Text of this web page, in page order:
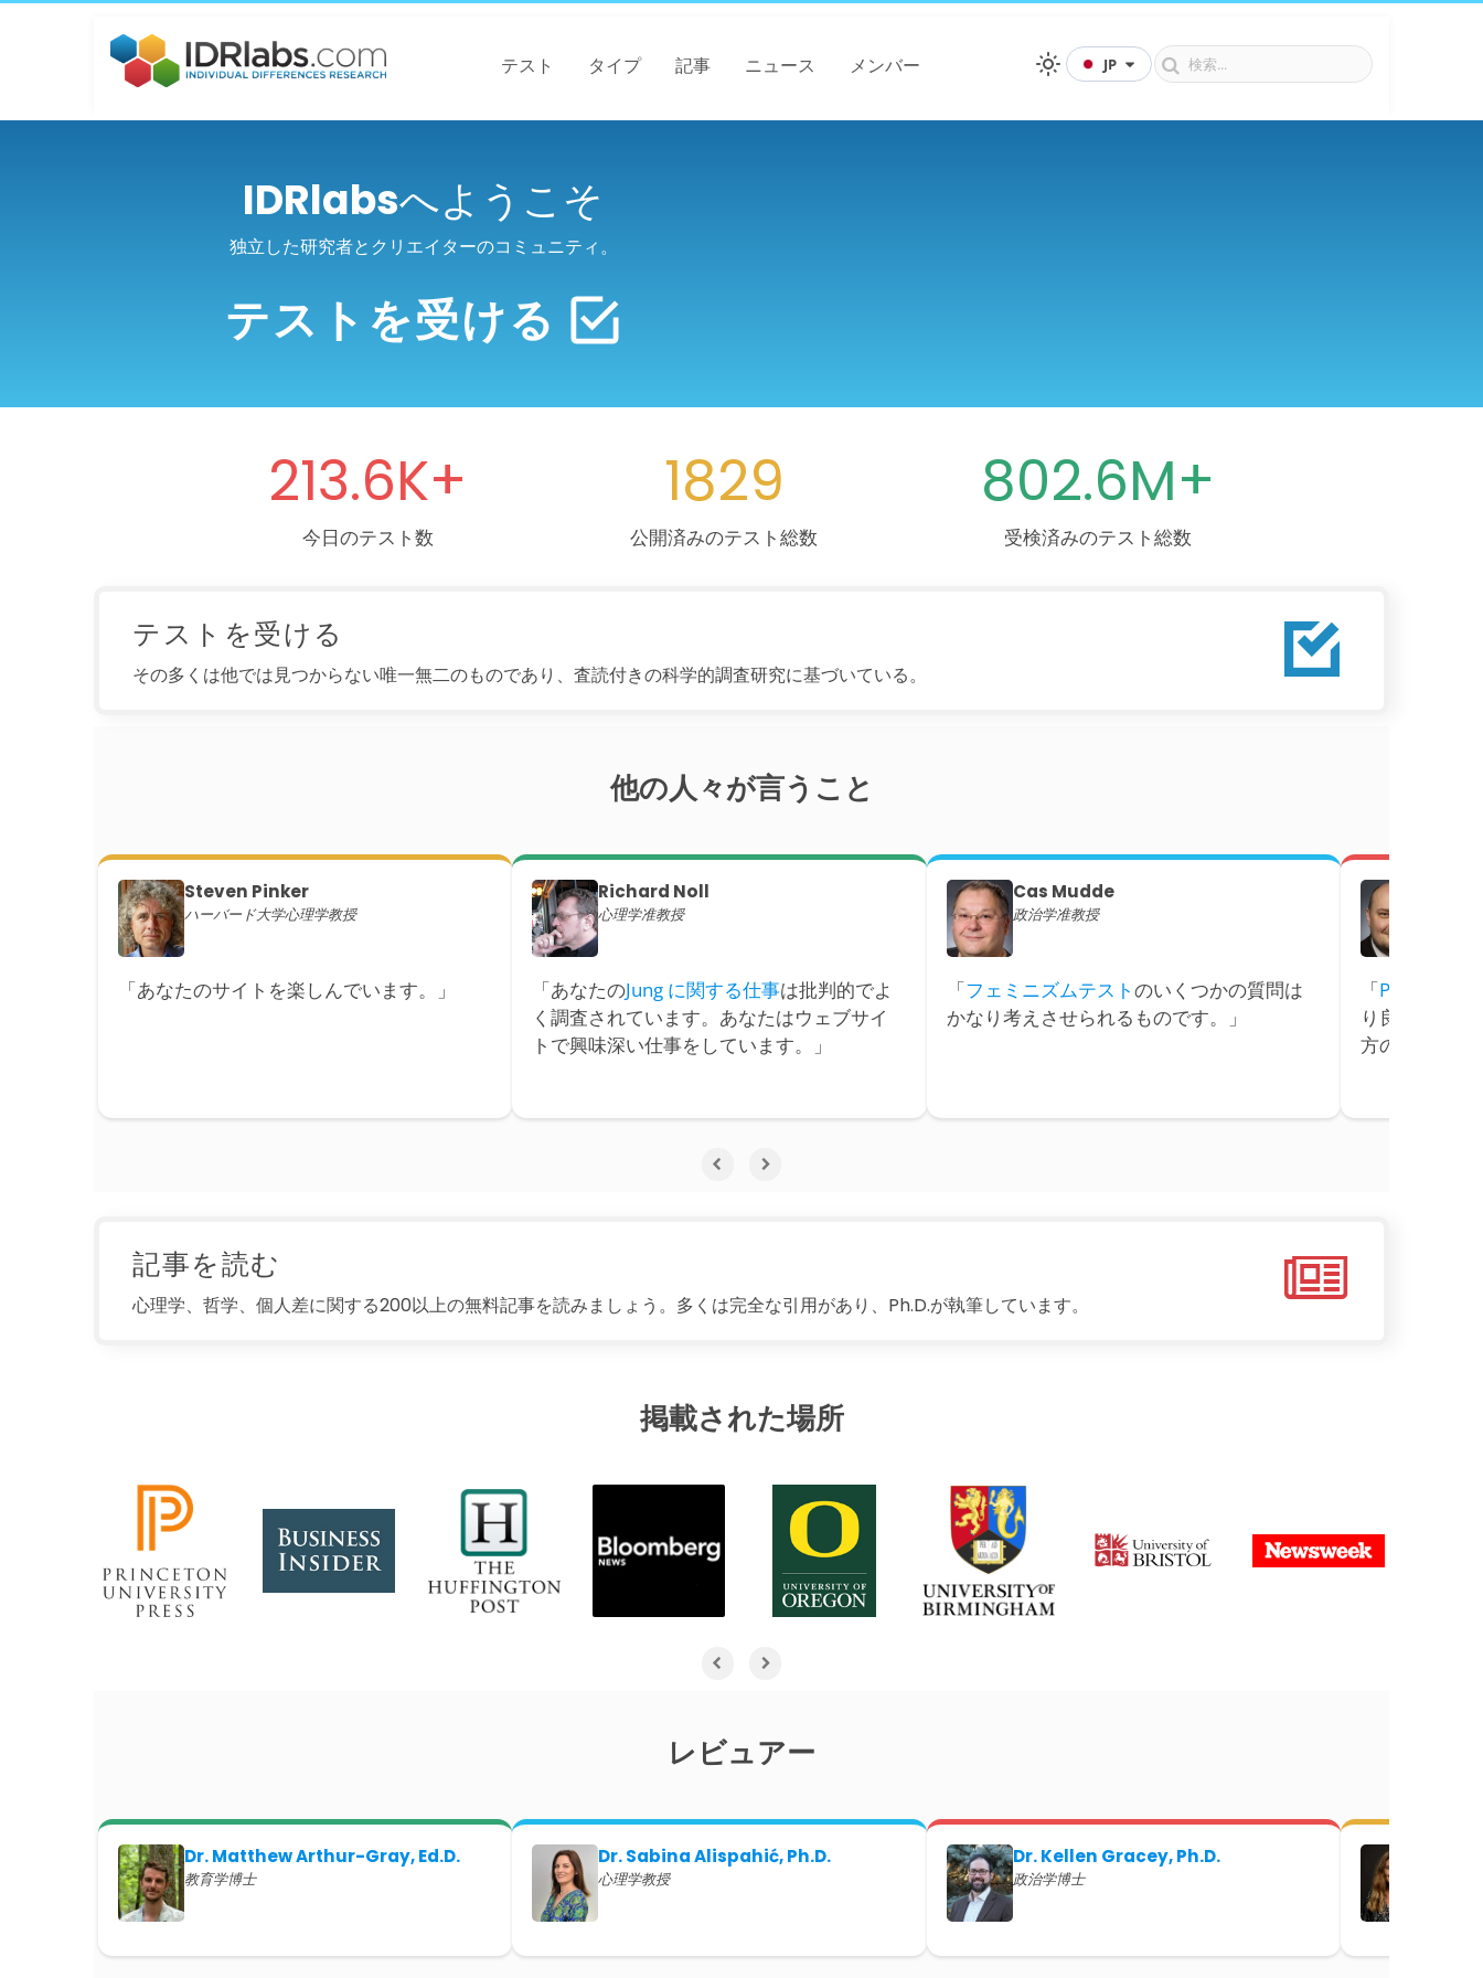
テスト タイプ 記事 ニュース メンバー JP
IDRlabsへようこそ
独立した研究者とクリエイターのコミュニティ。
テストを受ける
213.6K+
今日のテスト数
1829
公開済みのテスト総数
802.6M+
受検済みのテスト総数
テストを受ける
その多くは他では見つからない唯一無二のものであり、査読付きの科学的調査研究に基づいている。
他の人々が言うこと
Steven Pinker
ハーバード大学心理学教授
「あなたのサイトを楽しんでいます。」
Richard Noll
心理学准教授
「あなたのJung に関する仕事は批判的でよ
く調査されています。あなたはウェブサイ
トで興味深い仕事をしています。」
Cas Mudde
政治学准教授
「フェミニズムテストのいくつかの質問は
かなり考えさせられるものです。」
「Political
り良いと思え
方の次元をよ
記事を読む
心理学、哲学、個人差に関する200以上の無料記事を読みましょう。多くは完全な引用があり、Ph.D.が執筆しています。
掲載された場所
レビュアー
Dr. Matthew Arthur-Gray, Ed.D.
教育学博士
Dr. Sabina Alispahić, Ph.D.
心理学教授
Dr. Kellen Gracey, Ph.D.
政治学博士